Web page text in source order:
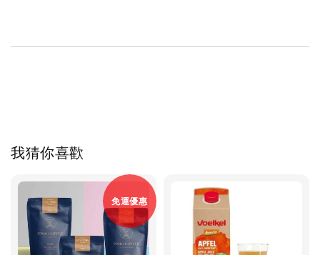
我猜你喜歡
免運優惠